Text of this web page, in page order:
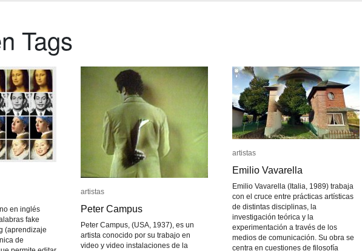
Tags
en inglés
fake
(aprendizaje
de
artistas
Peter Campus
Peter Campus, (USA, 1937), es un
artista conocido por su trabajo en
video y video instalaciones de la
artistas
Peter Campus
artistas
Emilio Vavarella
Emilio Vavarella (Italia, 1989) trabaja
con el cruce entre prácticas artísticas
de distintas disciplinas, la
investigación teórica y la
experimentación a través de los
medios de comunicación. Su obra se
centra en cuestiones de filosofía
artistas
Emilio Vavarella